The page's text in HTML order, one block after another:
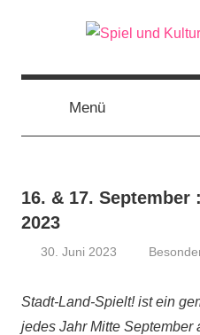
Spiel
und
WiesbadenMenü
16. & 17.
2023
30. Juni 2023
Stadt-Land-Spielt! ist ein
jedes Jahr Mitte September